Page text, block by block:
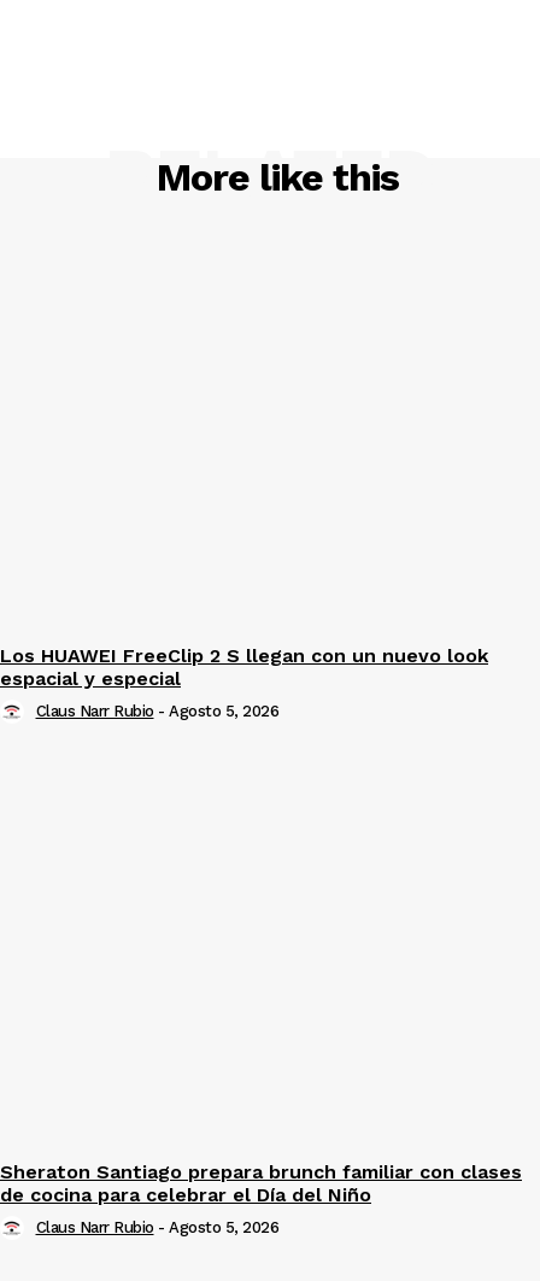
More like this
RELATED
Los HUAWEI FreeClip 2 S llegan con un nuevo look
espacial y especial
Claus Narr Rubio - Agosto 5, 2026
Sheraton Santiago prepara brunch familiar con clases
de cocina para celebrar el Día del Niño
Claus Narr Rubio - Agosto 5, 2026